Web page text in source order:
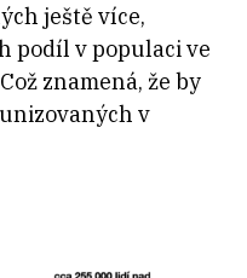
ještě více,
podíl v populaci ve
znamená, že by
v